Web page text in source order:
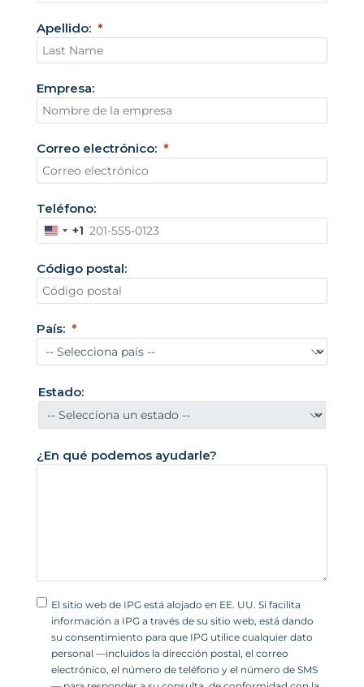
Apellido:
Empresa:
Correo electrónico:
Teléfono:
E
t
a
d
o
s
n
i
o
+1
Código postal:
País:
Estado:
¿En qué podemos ayudarle?
El sitio web de IPG está alojado en EE. UU. Si facilita
información a IPG a través de su sitio web, está dando
su consentimiento para que IPG utilice cualquier dato
personal —incluidos la dirección postal, el correo
electrónico, el número de teléfono y el número de SMS